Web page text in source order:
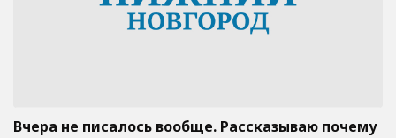
Вчера не писалось вообще. Рассказываю почему